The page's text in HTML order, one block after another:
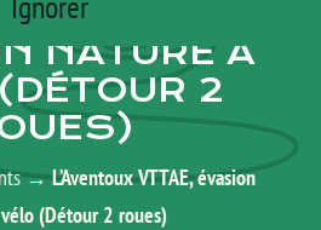
VTTAE,
NATURE À
2
→ L’Aventoux VTTAE, évasion
(Détour 2 roues)